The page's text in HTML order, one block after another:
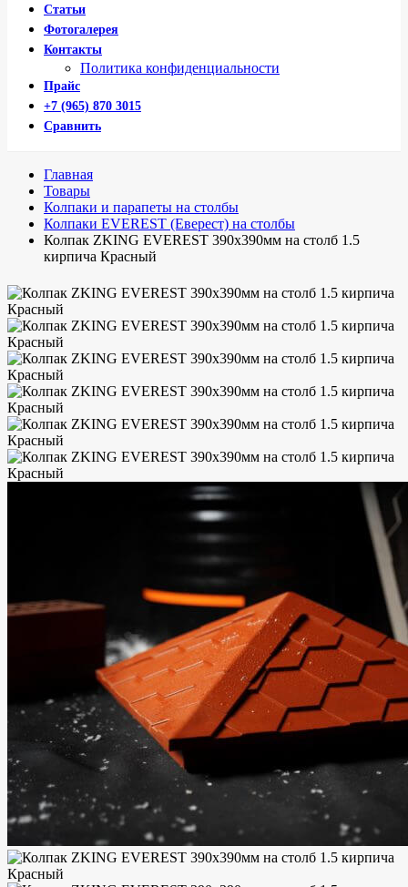
Статьи
Фотогалерея
Контакты
Политика конфиденциальности
Прайс
+7 (965) 870 3015
Сравнить
Главная
Товары
Колпаки и парапеты на столбы
Колпаки EVEREST (Еверест) на столбы
Колпак ZKING EVEREST 390х390мм на столб 1.5
кирпича Красный